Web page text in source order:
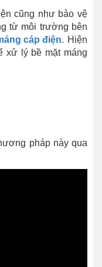
cũng như bảo vệ
từ môi trường bên
cáp điện. Hiện
xử lý bề mặt máng
pháp này qua